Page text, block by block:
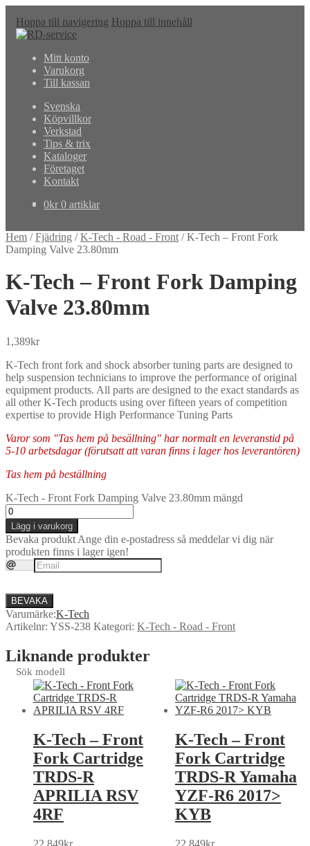
Hoppa till navigering Hoppa till innehåll
Mitt konto
Varukorg
Till kassan
Svenska
Köpvillkor
Verkstad
Tips & trix
Kataloger
Företaget
Kontakt
0kr 0 artiklar
Hem /Fjädring /K-Tech - Road - Front /K-Tech – Front Fork
Damping Valve 23.80mm
K-Tech – Front Fork Damping
Valve 23.80mm
1,389kr
K-Tech front fork and shock absorber tuning parts are designed to
help suspension technicians to improve the performance of original
equipment products. All parts are designed to the exact standards as
all other K-Tech products using over fifteen years of competition
expertise to provide High Performance Tuning Parts
Varor som "Tas hem på besällning" har normalt en leveranstid på
5-10 arbetsdagar (förutsatt att varan finns i lager hos leverantören)
Tas hem på beställning
K-Tech - Front Fork Damping Valve 23.80mm mängd
Lägg i varukorg
Bevaka produkt Ange din e-postadress så meddelar vi dig när
produkten finns i lager igen!
BEVAKA
Varumärke:K-Tech
Artikelnr: YSS-238 Kategori: K-Tech - Road - Front
Liknande produkter
K-Tech – Front
Fork Cartridge
TRDS-R
APRILIA RSV
4RF
22,849kr
K-Tech – Front
Fork Cartridge
TRDS-R Yamaha
YZF-R6 2017>
KYB
22,849kr
Sök modell